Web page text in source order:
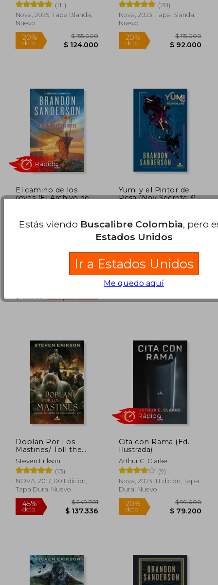
20%
dcto. $ 92.000
20%
dcto. $
$ 92.000
Rápido
20%
Rápido
(111)
Nova, 2025, Tapa Blanda,
Nuevo
20% $ 155.000
Rápido
(28)
Nova, 2023, Tapa Blanda,
Nuevo
20%
Rápido
El camino de los
reyes (El Archivo de
Nova, 2021, Tapa Blanda,
Usado
Yumi y el Pintor de
Pesa (Nov Secreta 3)
(33)
Nova, 2024, Tapa Dura,
Nuevo
Doblan Por Los
Mastines/ Toll the
Hounds
Steven Erikson
(13)
NOVA, 2017, 00 Edición,
Tapa Dura, Nuevo
Cita con Rama (Ed.
Ilustrada)
Arthur C. Clarke
(9)
Nova, 2023, 1 Edición, Tapa
Dura, Nuevo
Estás viendo Buscalibre Colombia, pero
Estados Unidos
Ir a Estados Unidos
Me quedo aquí